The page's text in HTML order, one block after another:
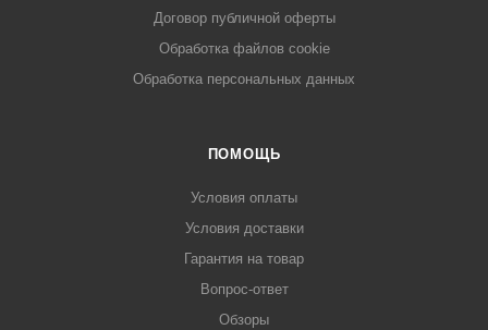
Договор публичной оферты
Обработка файлов cookie
Обработка персональных данных
ПОМОЩЬ
Условия оплаты
Условия доставки
Гарантия на товар
Вопрос-ответ
Обзоры